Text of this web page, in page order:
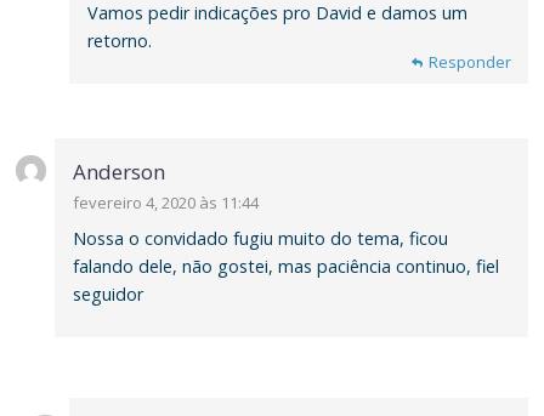
Responder
Vamos pedir indicações pro David e damos um
retorno.
Responder
Anderson
fevereiro 4, 2020 às 11:44
Nossa o convidado fugiu muito do tema, ficou
falando dele, não gostei, mas paciência continuo, fiel
seguidor